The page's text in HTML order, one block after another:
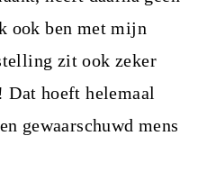
ook ben met mijn
zit ook zeker
Dat hoeft helemaal
gewaarschuwd mens